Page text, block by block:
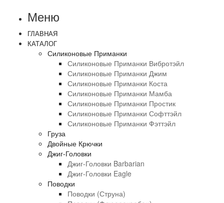
Меню
ГЛАВНАЯ
КАТАЛОГ
Силиконовые Приманки
Силиконовые Приманки Вибротэйл
Силиконовые Приманки Джим
Силиконовые Приманки Коста
Силиконовые Приманки Мамба
Силиконовые Приманки Простик
Силиконовые Приманки Софттэйл
Силиконовые Приманки Фэттэйл
Груза
Двойные Крючки
Джиг-Головки
Джиг-Головки Barbarian
Джиг-Головки Eagle
Поводки
Поводки (струна)